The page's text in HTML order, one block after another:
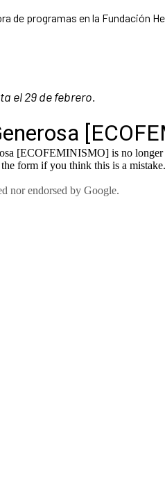
de programas en la Fundación
el 29 de febrero.